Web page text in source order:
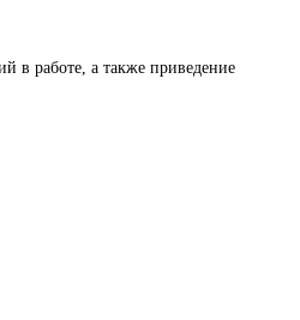
в работе, а также приведение